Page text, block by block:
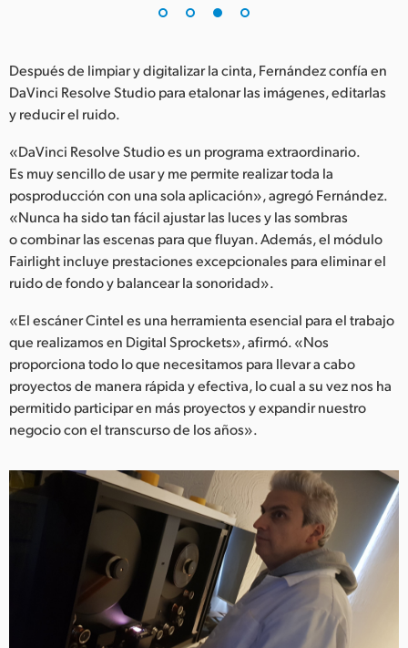
Después de limpiar y digitalizar la cinta, Fernández confía en
DaVinci Resolve Studio para etalonar las imágenes, editarlas
y reducir el ruido.
«DaVinci Resolve Studio es un programa extraordinario.
Es muy sencillo de usar y me permite realizar toda la
posproducción con una sola aplicación», agregó Fernández.
«Nunca ha sido tan fácil ajustar las luces y las sombras
o combinar las escenas para que fluyan. Además, el módulo
Fairlight incluye prestaciones excepcionales para eliminar el
ruido de fondo y balancear la sonoridad».
«El escáner Cintel es una herramienta esencial para el trabajo
que realizamos en Digital Sprockets», afirmó. «Nos
proporciona todo lo que necesitamos para llevar a cabo
proyectos de manera rápida y efectiva, lo cual a su vez nos ha
permitido participar en más proyectos y expandir nuestro
negocio con el transcurso de los años».